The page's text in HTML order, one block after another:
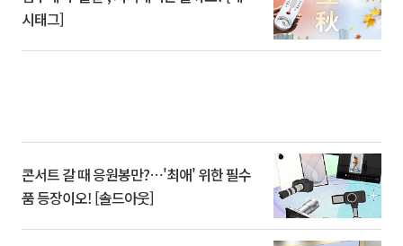
시태그]
콘서트 갈 때 응원봉만?⋯'최애' 위한 필수
품 등장이오! [솔드아웃]